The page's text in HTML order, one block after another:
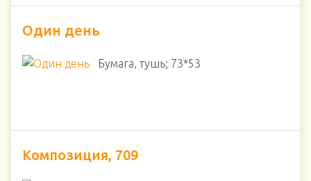
Один день
Бумага, тушь; 73*53
Композиция, 709